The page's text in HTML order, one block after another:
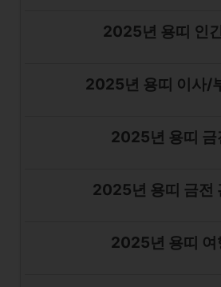
2025년 용띠 인
2025년 용띠 이사/
2025년 용띠 금
2025년 용띠 금전
2025년 용띠 여